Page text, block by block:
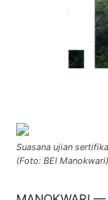
Suasana ujian
(Foto: BEI Manokwari)